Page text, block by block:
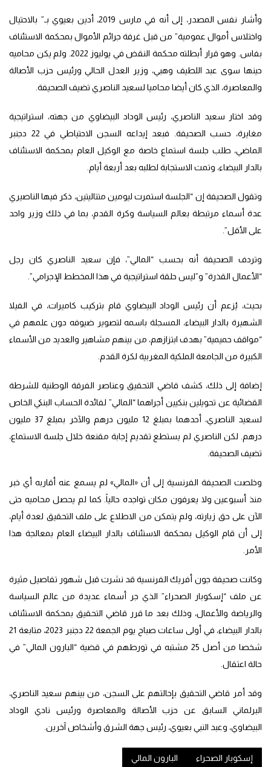
وأشار نفس المصدر، إلى أنه في مارس 2019، أدين بعيوي بـ” بالاحتيال
واختلاس أموال عمومية” من قبل غرفة جرائم الأموال بمحكمة الاستئناف
بفاس. وهو قرار أبطلته محكمة النقض في يوليوز 2022. ولم يكن محاميه
حينها سوى عبد اللطيف وهبي، وزير العدل الحالي ورئيس حزب الأصالة
والمعاصرة، الذي كان أيضا محاميا لسعيد الناصري تضيف الصحيفة.
وقد اختار سعيد الناصري، رئيس الوداد البيضاوي من جهته، استراتيجية
مغايرة، حسب الصحيفة. فبعد إيداعه السجن الاحتياطي في 22 دجنبر
الماضي، طلب جلسة استماع خاصة مع الوكيل العام بمحكمة الاستئناف
بالدار البيضاء، وتمت الاستجابة لطلبه بعد أربعة أيام.
وتقول الصحيفة إن “الجلسة استمرت ليومين متتاليتين، ذكر فيها الناصيري
عدة أسماء مرتبطة بعالم السياسة وكرة القدم، بما في ذلك وزير واحد
على الأقل”.
وتردف الصحيفة أنه بحسب “المالي”، فإن سعيد الناصري كان رجل
“الأعمال القذرة” و”ليس حلقة استراتيجية في هذا المخطط الإجرامي”.
بحيث، يُزعم أن رئيس الوداد البيضاوي قام بتركيب كاميرات، في الفيلا
الشهيرة بالدار البيضاء، المسجلة باسمه لتصوير ضيوفه دون علمهم في
“مواقف حميمية” بهدف ابتزازهم، من بينهم مشاهير والعديد من الأسماء
الكبيرة من الجامعة الملكية المغربية لكرة القدم.
إضافة إلى ذلك، كشف قاضي التحقيق وعناصر الفرقة الوطنية للشرطة
القضائية عن تحويلين بنكيين أجراهما “المالي” لفائدة الحساب البنكي الخاص
لسعيد الناصري، أحدهما بمبلغ 12 مليون درهم والآخر بمبلغ 37 مليون
درهم. لكن الناصري لم يستطع تقديم إجابة مقنعة خلال جلسة الاستماع،
تضيف الصحيفة.
وخلصت الصحيفة الفرنسية إلى أن «المالي» لم يسمع عنه أقاربه أي خبر
منذ أسبوعين ولا يعرفون مكان تواجده حالياً. كما لم يحصل محاميه حتى
الآن على حق زيارته، ولم يتمكن من الاطلاع على ملف التحقيق لعدة أيام،
إلى أن قام الوكيل بمحكمة الاستئناف بالدار البيضاء العام بمعالجة هذا
الأمر.
وكانت صحيفة جون أفريك الفرنسية قد نشرت قبل شهور تفاصيل مثيرة
عن ملف “إسكوبار الصحراء” الذي جر أسماء عديدة من عالم السياسة
والرياضة والأعمال، وذلك بعد ما قرر قاضي التحقيق بمحكمة الاستئناف
بالدار البيضاء، في أولى ساعات صباح يوم الجمعة 22 دجنبر 2023، متابعة 21
شخصا من أصل 25 مشتبه في تورطهم في قضية “البارون المالي” في
حالة اعتقال.
وقد أمر قاضي التحقيق بإحالتهم على السجن، من بينهم سعيد الناصري،
البرلماني السابق عن حزب الأصالة والمعاصرة ورئيس نادي الوداد
البيضاوي، وعبد النبي بعيوي، رئيس جهة الشرق وأشخاص آخرين.
إسكوبار الصحراء البارون المالي